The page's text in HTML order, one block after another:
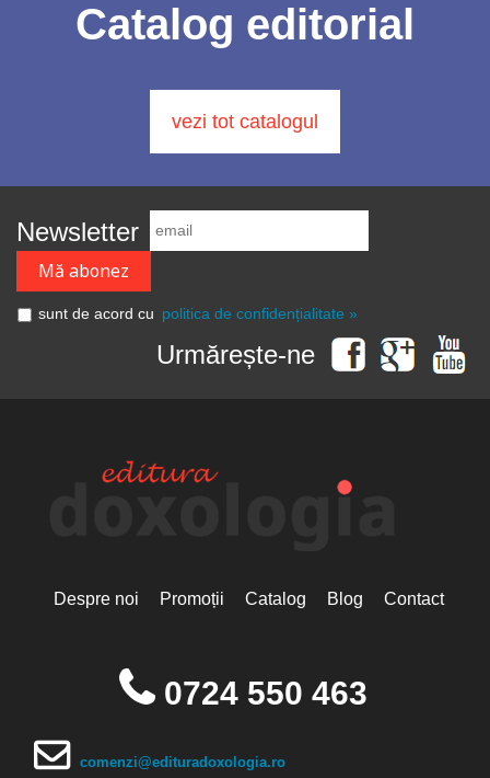
Catalog editorial
vezi tot catalogul
Newsletter
sunt de acord cu politica de confidențialitate »
Urmărește-ne
Despre noi Promoții Catalog Blog Contact
0724 550 463
comenzi@edituradoxologia.ro